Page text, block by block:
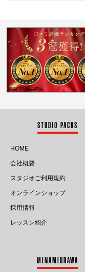
2024.11
2024.10
2024.9
2024.5
2024.3
STUDIO PACKS
HOME
会社概要
スタジオご利用規約
オンラインショップ
採用情報
レッスン紹介
MINAMIURAWA